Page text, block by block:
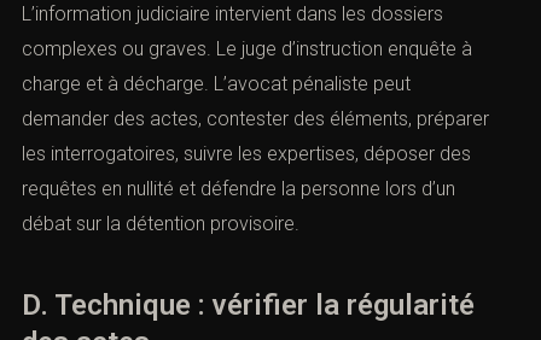
L’information judiciaire intervient dans les dossiers
complexes ou graves. Le juge d’instruction enquête à
charge et à décharge. L’avocat pénaliste peut
demander des actes, contester des éléments, préparer
les interrogatoires, suivre les expertises, déposer des
requêtes en nullité et défendre la personne lors d’un
débat sur la détention provisoire.
D. Technique : vérifier la régularité
font